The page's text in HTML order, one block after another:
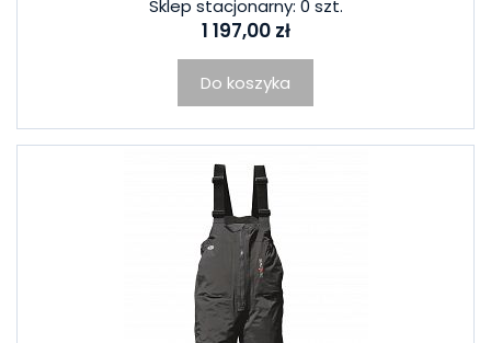
Sklep stacjonarny: 0 szt.
1 197,00 zł
Do koszyka